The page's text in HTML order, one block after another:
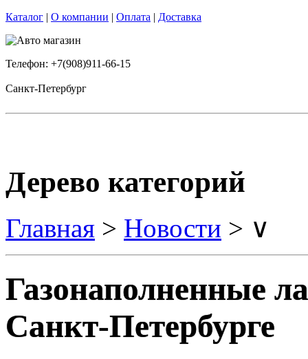
Каталог | О компании | Оплата | Доставка
Телефон: +7(908)911-66-15
Санкт-Петербург
Дерево категорий
Главная > Новости > ∨
Газонаполненные
Санкт-Петербурге